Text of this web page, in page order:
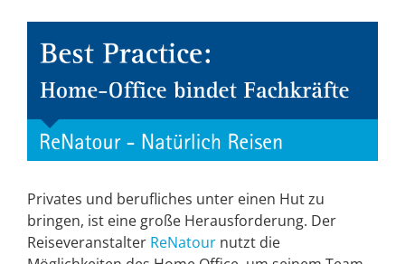
grösseres
Privates und berufliches unter einen Hut zu
bringen, ist eine große Herausforderung. Der
Reiseveranstalter ReNatour nutzt die